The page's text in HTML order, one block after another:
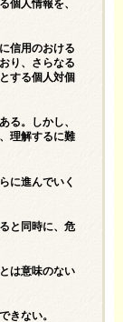
個人情報を、
信用のおける
り、さらなる
する個人対個
る。しかし、
理解するに難
に進んでいく
と同時に、危
は意味のない
きない。